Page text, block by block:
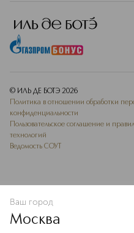
© ИЛЬ ДЕ БОТЭ 2026
Политика в отношении обработки
конфиденциальности
Пользовательское соглашение и
технологий
Ведомость СОУТ
Ваш город
Москва